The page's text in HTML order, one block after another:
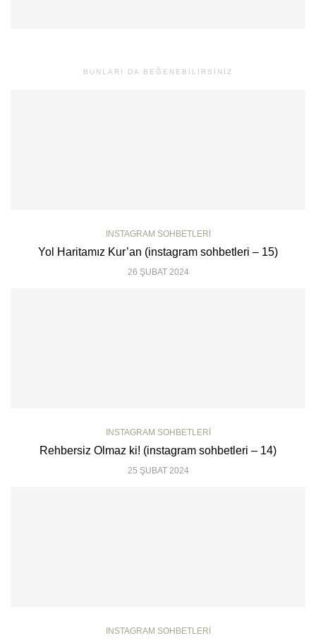
BUNLARI DA BEĞENEBILIRSINIZ
INSTAGRAM SOHBETLERI
Yol Haritamız Kur’an (instagram sohbetleri – 15)
26 ŞUBAT 2024
INSTAGRAM SOHBETLERI
Rehbersiz Olmaz ki! (instagram sohbetleri – 14)
25 ŞUBAT 2024
INSTAGRAM SOHBETLERI